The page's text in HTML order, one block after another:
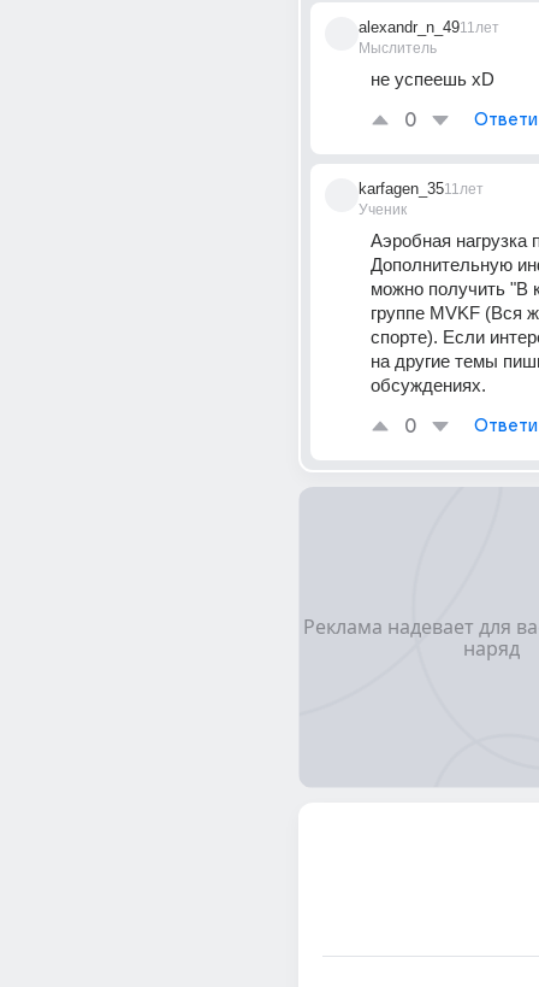
alexandr_n_49
Мыслитель
11лет
не успеешь xD
0
karfagen_35
Ученик
11лет
Аэробная нагрузка
Дополнительную
можно получить "В
группе MVKF (Вся
спорте). Если
на другие темы
обсуждениях.
0